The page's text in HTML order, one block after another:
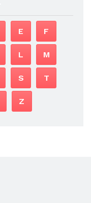
E F
L M
S T
Z